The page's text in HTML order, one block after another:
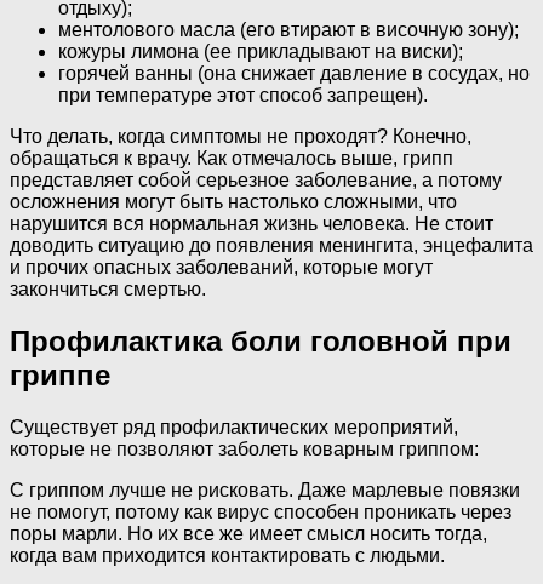
отдыху);
ментолового масла (его втирают в височную зону);
кожуры лимона (ее прикладывают на виски);
горячей ванны (она снижает давление в сосудах, но
при температуре этот способ запрещен).
Что делать, когда симптомы не проходят? Конечно,
обращаться к врачу. Как отмечалось выше, грипп
представляет собой серьезное заболевание, а потому
осложнения могут быть настолько сложными, что
нарушится вся нормальная жизнь человека. Не стоит
доводить ситуацию до появления менингита, энцефалита
и прочих опасных заболеваний, которые могут
закончиться смертью.
Профилактика боли головной при
гриппе
Существует ряд профилактических мероприятий,
которые не позволяют заболеть коварным гриппом:
С гриппом лучше не рисковать. Даже марлевые повязки
не помогут, потому как вирус способен проникать через
поры марли. Но их все же имеет смысл носить тогда,
когда вам приходится контактировать с людьми.